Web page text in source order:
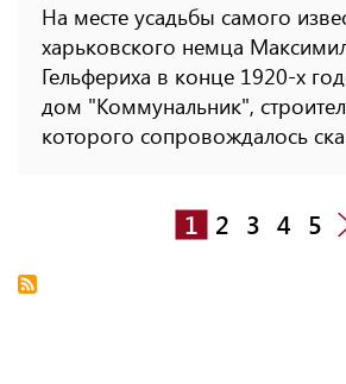
На месте усадьбы самого
харьковского немца
Гельфериха в конце 1920-х
дом "Коммунальник",
которого сопровождалось
1 2 3 4 5